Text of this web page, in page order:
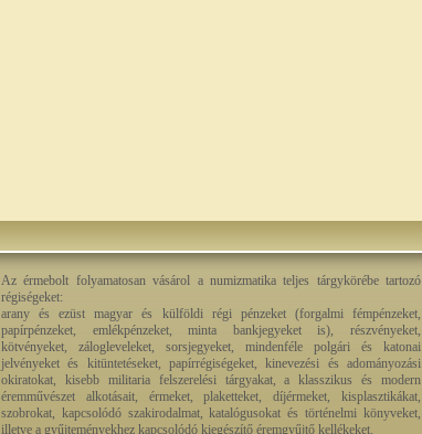
Az érmebolt folyamatosan vásárol a numizmatika teljes tárgykörébe tartozó
régiségeket:
arany és ezüst magyar és külföldi régi pénzeket (forgalmi fémpénzeket,
papírpénzeket, emlékpénzeket, minta bankjegyeket is), részvényeket,
kötvényeket, zálogleveleket, sorsjegyeket, mindenféle polgári és katonai
jelvényeket és kitüntetéseket, papírrégiségeket, kinevezési és adományozási
okiratokat, kisebb militaria felszerelési tárgyakat, a klasszikus és modern
éremművészet alkotásait, érmeket, plaketteket, díjérmeket, kisplasztikákat,
szobrokat, kapcsolódó szakirodalmat, katalógusokat és történelmi könyveket,
illetve a gyűjteményekhez kapcsolódó kiegészítő éremgyűjtő kellékeket.